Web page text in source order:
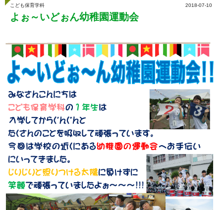
2018-07-10
こども保育学科
よぉ～いどぉん幼稚園運動会